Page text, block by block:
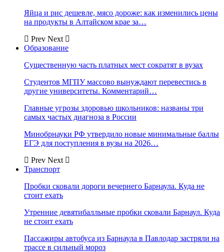
Яйца и рис дешевле, мясо дороже: как изменились цены
на продукты в Алтайском крае за…
Prev Next
Образование
Существенную часть платных мест сократят в вузах
Студентов МГПУ массово вынуждают перевестись в
другие университеты. Комментарий…
Главные угрозы здоровью школьников: названы три
самых частых диагноза в России
Минобрнауки РФ утвердило новые минимальные баллы
ЕГЭ для поступления в вузы на 2026…
Prev Next
Транспорт
Пробки сковали дороги вечернего Барнаула. Куда не
стоит ехать
Утренние девятибалльные пробки сковали Барнаул. Куда
не стоит ехать
Пассажиры автобуса из Барнаула в Павлодар застряли на
трассе в сильный мороз